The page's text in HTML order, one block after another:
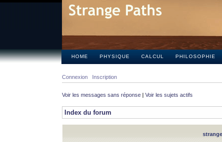
HOME PHYSIQUE CALCUL PHILOSOPHIE
Connexion Inscription
Voir les messages sans réponse | Voir les sujets actifs
Index du forum